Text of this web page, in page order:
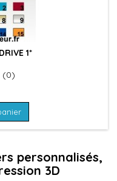
1*
(0)
personnalisés,
3D